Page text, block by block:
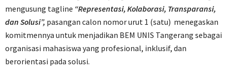
mengusung tagline “Representasi, Kolaborasi, Transparansi,
dan Solusi”, pasangan calon nomor urut 1 (satu) menegaskan
komitmennya untuk menjadikan BEM UNIS Tangerang sebagai
organisasi mahasiswa yang profesional, inklusif, dan
berorientasi pada solusi.